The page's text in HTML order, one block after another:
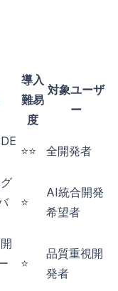
導入
難易
度
対象ユーザ
ー
⭐⭐ 全開発者
⭐
AI統合開発
希望者
⭐
品質重視開
発者